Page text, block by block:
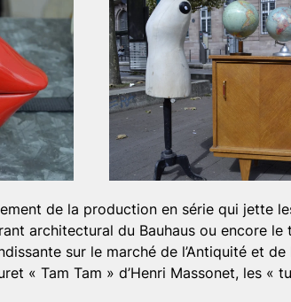
de la production en série qui jette
architectural du Bauhaus ou encore
sur le marché de l’Antiquité et
« Tam Tam » d’Henri Massonet, les